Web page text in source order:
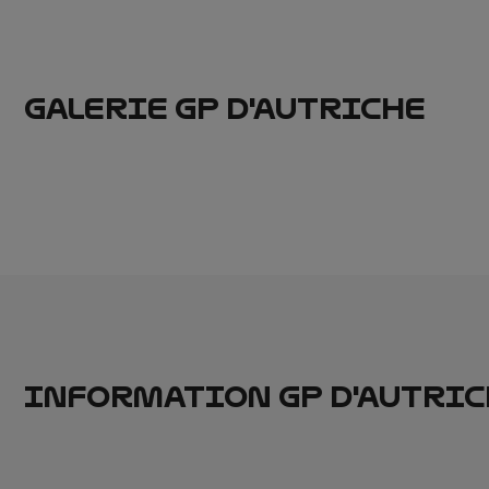
GALERIE GP D'AUTRICHE
INFORMATION GP